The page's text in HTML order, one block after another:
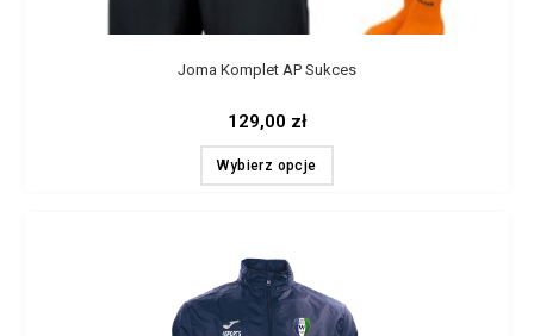
Joma Komplet AP Sukces
129,00 zł
Wybierz opcje